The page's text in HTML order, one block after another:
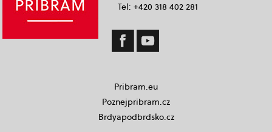
Tel: +420 318 402 281
Pribram.eu
Poznejpribram.cz
Brdyapodbrdsko.cz